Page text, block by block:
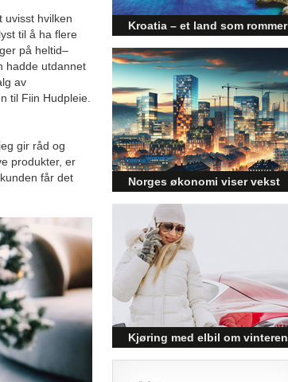
uvisst hvilken
til å ha flere
på heltid–
hadde utdannet
av
til Fiin Hudpleie.
gir råd og
produkter, er
får det
Kroatia – et land som rommer
mer enn kysten
Kroatia forbindes ofte med sol,
bading og klart hav, men landet
har langt flere sider enn det
førsteinntrykket mange sitter igjen
med.
Norges økonomi viser vekst
og påvirker byggebransjen
Den norske økonomien har vist
jevn vekst de siste tre kvartalene,
noe som skaper optimisme på
tvers av ulike sektorer.
Byggebransjen er spesielt godt
posisjonert til å dra nytte av denne
økonomiske oppgangen.
Kjøring med elbil om vinteren
– hvordan få bedre
rekkevidde?